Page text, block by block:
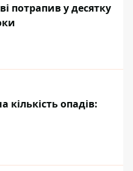
потрапив у десятку
кількість опадів: